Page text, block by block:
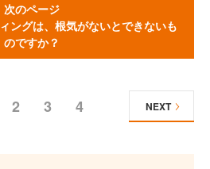
次のページ
ングは、根気がないとできないも
のですか？
2 3 4 NEXT